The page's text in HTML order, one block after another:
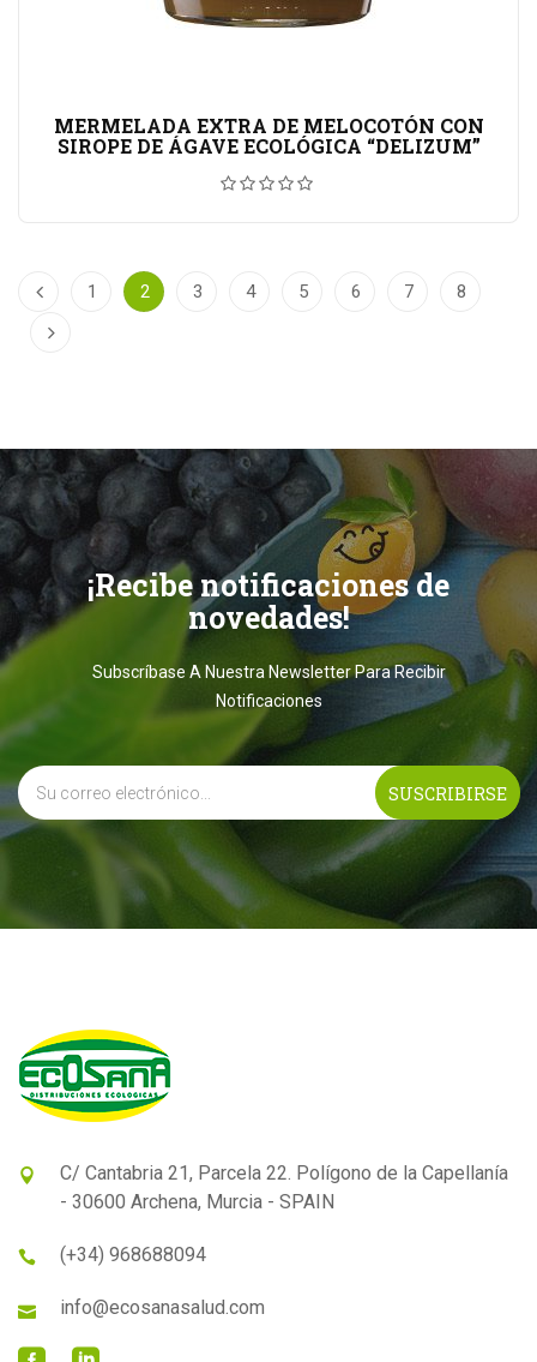
MERMELADA EXTRA DE MELOCOTÓN CON
SIROPE DE ÁGAVE ECOLÓGICA “DELIZUM”
1 2 3 4 5 6 7 8
¡Recibe notificaciones de
novedades!
Subscríbase A Nuestra Newsletter Para Recibir
Notificaciones
C/ Cantabria 21, Parcela 22. Polígono de la Capellanía
- 30600 Archena, Murcia - SPAIN
(+34) 968688094
info@ecosanasalud.com